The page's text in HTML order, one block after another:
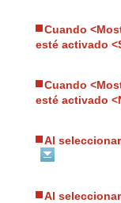
Cuando
esté activado
Cuando
esté activado
Al
Al